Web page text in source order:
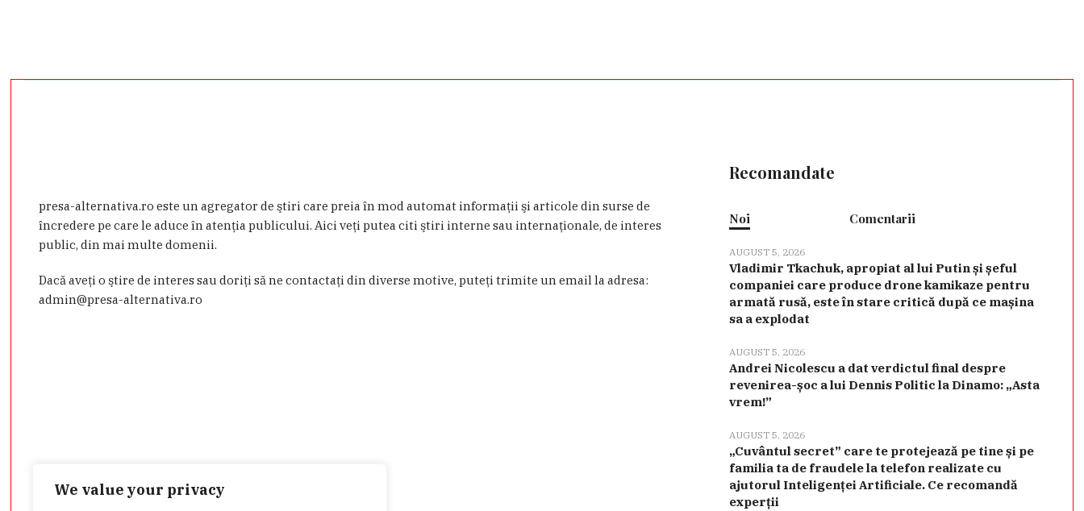
We value your privacy
presa-alternativa.ro este un agregator de ştiri care preia în mod automat informaţii şi articole din surse de
încredere pe care le aduce în atenţia publicului. Aici veţi putea citi ştiri interne sau internaţionale, de interes
public, din mai multe domenii.
Dacă aveţi o ştire de interes sau doriţi să ne contactaţi din diverse motive, puteţi trimite un email la adresa:
admin@presa-alternativa.ro
Recomandate
Noi Comentarii
AUGUST 5, 2026
Vladimir Tkachuk, apropiat al lui Putin și șeful
companiei care produce drone kamikaze pentru
armată rusă, este în stare critică după ce mașina
sa a explodat
AUGUST 5, 2026
Andrei Nicolescu a dat verdictul final despre
revenirea-șoc a lui Dennis Politic la Dinamo: „Asta
vrem!”
AUGUST 5, 2026
„Cuvântul secret” care te protejează pe tine și pe
familia ta de fraudele la telefon realizate cu
ajutorul Inteligenței Artificiale. Ce recomandă
experții